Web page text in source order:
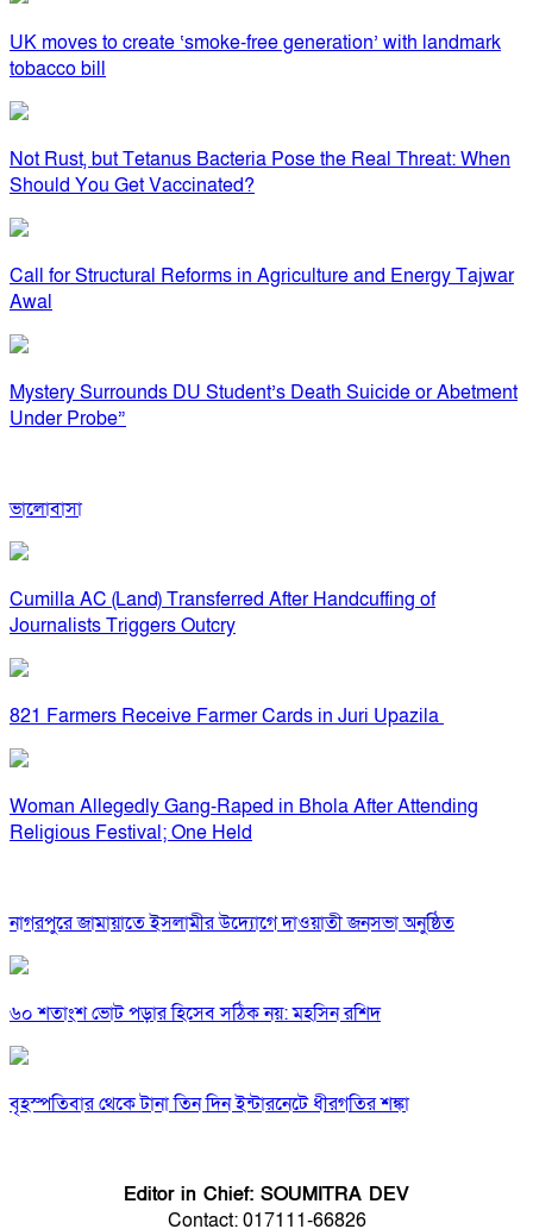
UK moves to create ‘smoke-free generation’ with landmark
tobacco bill
Not Rust, but Tetanus Bacteria Pose the Real Threat: When
Should You Get Vaccinated?
Call for Structural Reforms in Agriculture and Energy Tajwar
Awal
Mystery Surrounds DU Student’s Death Suicide or Abetment
Under Probe”
ভালোবাসা
Cumilla AC (Land) Transferred After Handcuffing of
Journalists Triggers Outcry
821 Farmers Receive Farmer Cards in Juri Upazila
Woman Allegedly Gang-Raped in Bhola After Attending
Religious Festival; One Held
নাগরপুরে জামায়াতে ইসলামীর উদ্যোগে দাওয়াতী জনসভা অনুষ্ঠিত
৬০ শতাংশ ভোট পড়ার হিসেব সঠিক নয়: মহসিন রশিদ
বৃহস্পতিবার থেকে টানা তিন দিন ইন্টারনেটে ধীরগতির শঙ্কা
Editor in Chief: SOUMITRA DEV
Contact: 017111-66826